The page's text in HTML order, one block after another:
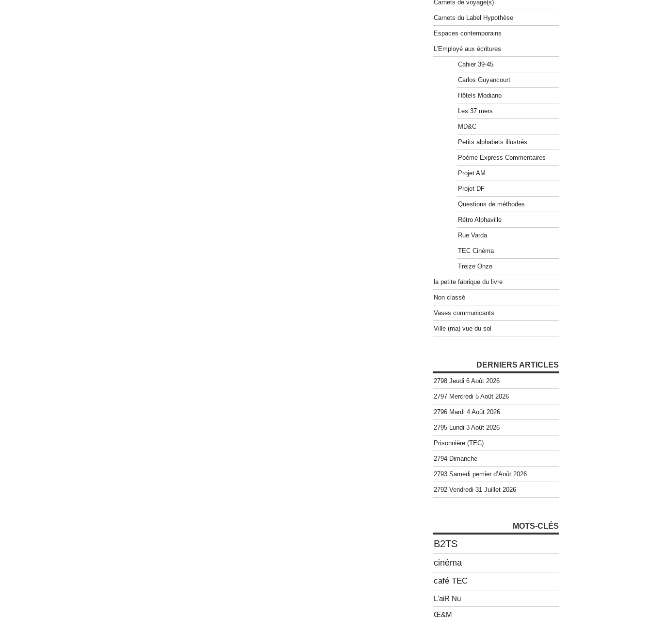
Carnets de voyage(s)
Carnets du Label Hypothèse
Espaces contemporains
L'Employé aux écritures
Cahier 39-45
Carlos Guyancourt
Hôtels Modiano
Les 37 mers
MD&C
Petits alphabets illustrés
Poème Express Commentaires
Projet AM
Projet DF
Questions de méthodes
Rétro Alphaville
Rue Varda
TEC Cinéma
Treize Onze
la petite fabrique du livre
Non classé
Vases communicants
Ville (ma) vue du sol
DERNIERS ARTICLES
2798 Jeudi 6 Août 2026
2797 Mercredi 5 Août 2026
2796 Mardi 4 Août 2026
2795 Lundi 3 Août 2026
Prisonnière (TEC)
2794 Dimanche
2793 Samedi pemier d’Août 2026
2792 Vendredi 31 Juillet 2026
MOTS-CLÉS
B2TS
cinéma
café TEC
L'aiR Nu
Œ&M